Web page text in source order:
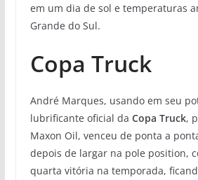
em um dia de sol e temperaturas
Grande do Sul.
Copa Truck
André Marques, usando em seu
lubrificante oficial da Copa Truck,
Maxon Oil, venceu de ponta a
depois de largar na pole position,
quarta vitória na temporada,